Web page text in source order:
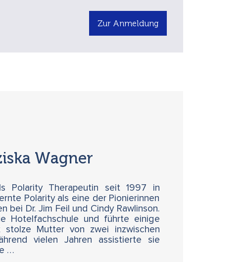
Zur Anmeldung
Wagner
Polarity Therapeutin seit 1997 in
Polarity als eine der Pionierinnen
bei Dr. Jim Feil und Cindy Rawlinson.
Hotelfachschule und führte einige
Mutter von zwei inzwischen
vielen Jahren assistierte sie
…